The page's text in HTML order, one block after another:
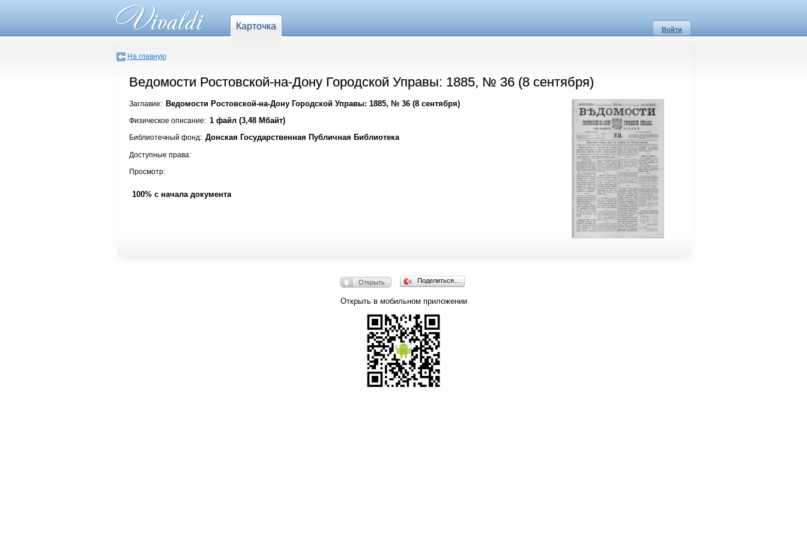
Карточка Войти
На главную
Ведомости Ростовской-на-Дону Городской Управы: 1885, № 36 (8 сентября)
Заглавие: Ведомости Ростовской-на-Дону Городской Управы: 1885, № 36 (8 сентября)
Физическое описание: 1 файл (3,48 Мбайт)
Библиотечный фонд: Донская Государственная Публичная Библиотека
Доступные права:
Просмотр:
100% с начала документа
Открыть Поделиться…
Открыть в мобильном приложении